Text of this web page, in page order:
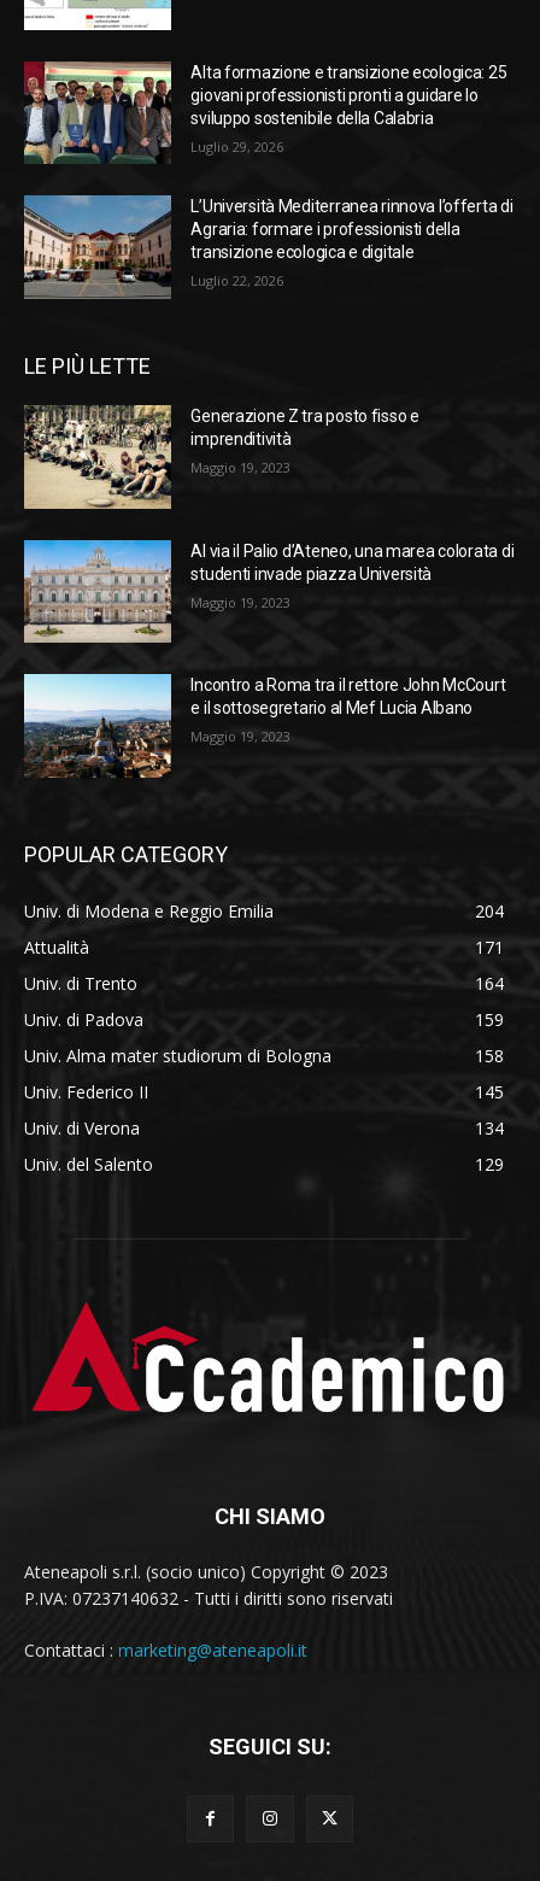
Alta formazione e transizione ecologica: 25
giovani professionisti pronti a guidare lo
sviluppo sostenibile della Calabria
Luglio 29, 2026
L’Università Mediterranea rinnova l’offerta di
Agraria: formare i professionisti della
transizione ecologica e digitale
Luglio 22, 2026
LE PIÙ LETTE
Generazione Z tra posto fisso e
imprenditività
Maggio 19, 2023
Al via il Palio d’Ateneo, una marea colorata di
studenti invade piazza Università
Maggio 19, 2023
Incontro a Roma tra il rettore John McCourt
e il sottosegretario al Mef Lucia Albano
Maggio 19, 2023
POPULAR CATEGORY
Univ. di Modena e Reggio Emilia
204
Attualità
171
Univ. di Trento
164
Univ. di Padova
159
Univ. Alma mater studiorum di Bologna
158
Univ. Federico II
145
Univ. di Verona
134
Univ. del Salento
129
CHI SIAMO
Ateneapoli s.r.l. (socio unico) Copyright © 2023
P.IVA: 07237140632 - Tutti i diritti sono riservati
Contattaci : marketing@ateneapoli.it
SEGUICI SU: